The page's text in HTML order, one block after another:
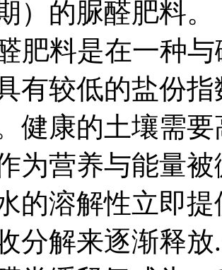
）的脲醛肥料。
肥料是在一种与
有较低的盐份
健康的土壤需
为营养与能量
的溶解性立即
分解来逐渐释